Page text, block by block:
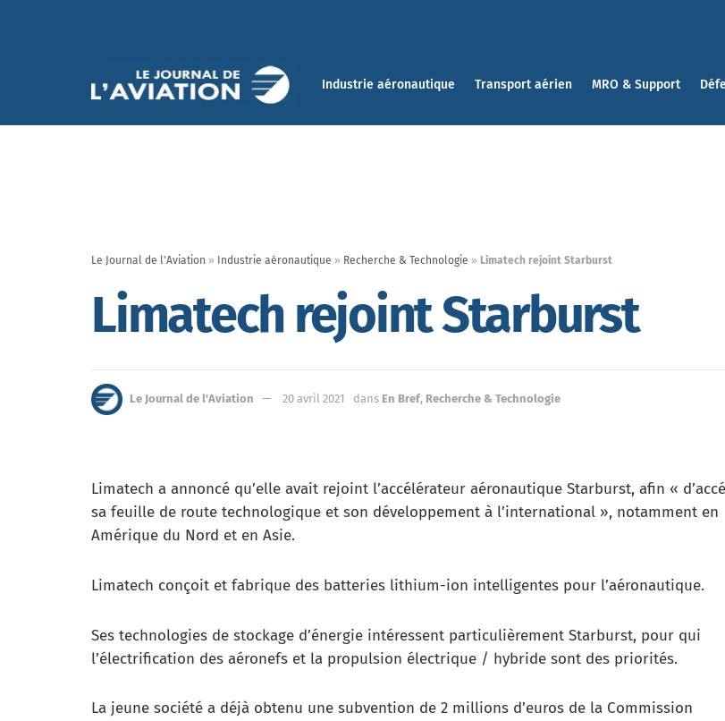
Industrie aéronautique Transport aérien MRO & Support
Le Journal de l'Aviation » Industrie aéronautique » Recherche & Technologie » Limatech rejoint Starburst
Limatech rejoint Starburst
Le Journal de l'Aviation 20 avril 2021 dans En Bref, Recherche & Technologie
Limatech a annoncé qu’elle avait rejoint l’accélérateur aéronautique Starburst, afin «
sa feuille de route technologique et son développement à l’international », notamment en
Amérique du Nord et en Asie.
Limatech conçoit et fabrique des batteries lithium-ion intelligentes pour l’aéronautique.
Ses technologies de stockage d’énergie intéressent particulièrement Starburst, pour qui
l’électrification des aéronefs et la propulsion électrique / hybride sont des priorités.
La jeune société a déjà obtenu une subvention de 2 millions d’euros de la Commission